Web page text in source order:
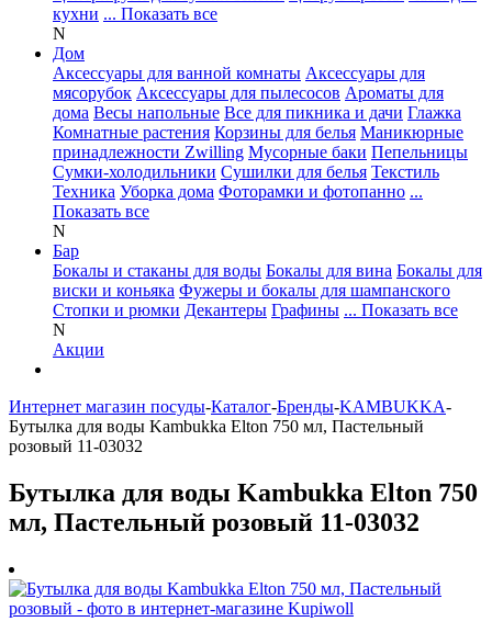
кухни ... Показать все
N
Дом
Аксессуары для ванной комнаты Аксессуары для
мясорубок Аксессуары для пылесосов Ароматы для
дома Весы напольные Все для пикника и дачи Глажка
Комнатные растения Корзины для белья Маникюрные
принадлежности Zwilling Мусорные баки Пепельницы
Сумки-холодильники Сушилки для белья Текстиль
Техника Уборка дома Фоторамки и фотопанно ...
Показать все
N
Бар
Бокалы и стаканы для воды Бокалы для вина Бокалы для
виски и коньяка Фужеры и бокалы для шампанского
Стопки и рюмки Декантеры Графины ... Показать все
N
Акции
Интернет магазин посуды-Каталог-Бренды-KAMBUKKA-
Бутылка для воды Kambukka Elton 750 мл, Пастельный
розовый 11-03032
Бутылка для воды Kambukka Elton 750
мл, Пастельный розовый 11-03032